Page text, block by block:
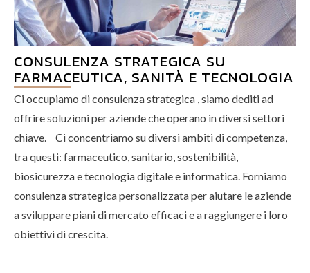
CONSULENZA STRATEGICA SU
FARMACEUTICA, SANITÀ E TECNOLOGIA
Ci occupiamo di consulenza strategica , siamo dediti ad
offrire soluzioni per aziende che operano in diversi settori
chiave. Ci concentriamo su diversi ambiti di competenza,
tra questi: farmaceutico, sanitario, sostenibilità,
biosicurezza e tecnologia digitale e informatica. Forniamo
consulenza strategica personalizzata per aiutare le aziende
a sviluppare piani di mercato efficaci e a raggiungere i loro
obiettivi di crescita.